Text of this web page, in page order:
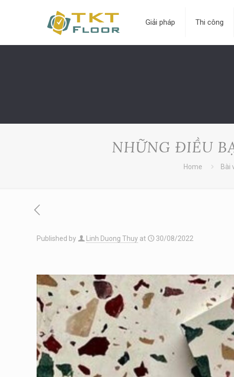
Giải pháp Thi công
NHỮNG ĐIỀU
Home Bài
Published by Linh Duong Thuy at 30/08/2022